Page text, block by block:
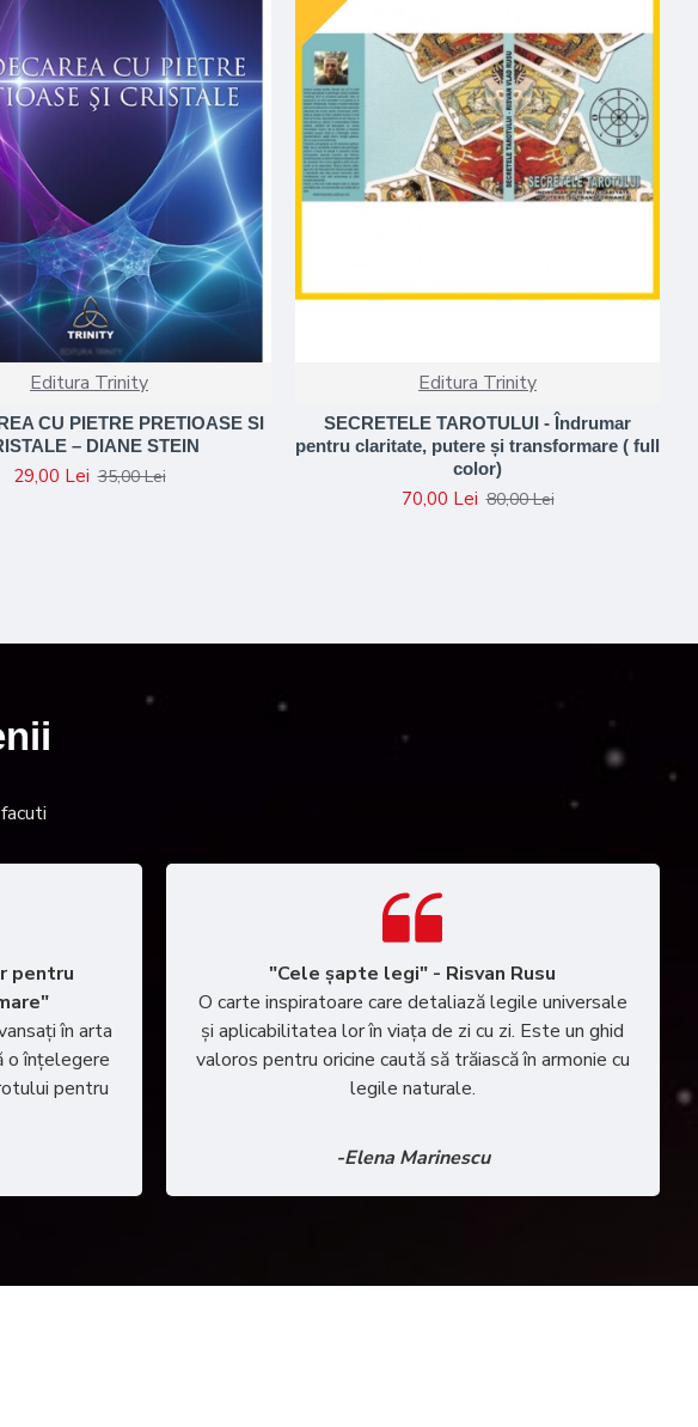
Editura Trinity
CU PIETRE PRETIOASE SI
– DIANE STEIN
29,00 Lei 35,00 Lei
Editura Trinity
SECRETELE TAROTULUI - Îndrumar
pentru claritate, putere și transformare ( full
color)
70,00 Lei 80,00 Lei
pentru
în arta
o înțelegere
pentru
"Cele șapte legi" - Risvan Rusu
O carte inspiratoare care detaliază legile universale
și aplicabilitatea lor în viața de zi cu zi. Este un ghid
valoros pentru oricine caută să trăiască în armonie cu
legile naturale.
-Elena Marinescu